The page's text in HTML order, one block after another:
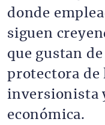
donde
siguen
que gustan
protectora de
inversionista
económica.